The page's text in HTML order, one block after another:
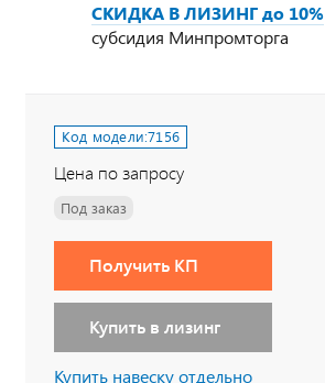
СКИДКА В ЛИЗИНГ до 10%
субсидия Минпромторга
Код модели:7156
Цена по запросу
Под заказ
Получить КП
Купить в лизинг
Купить навеску отдельно